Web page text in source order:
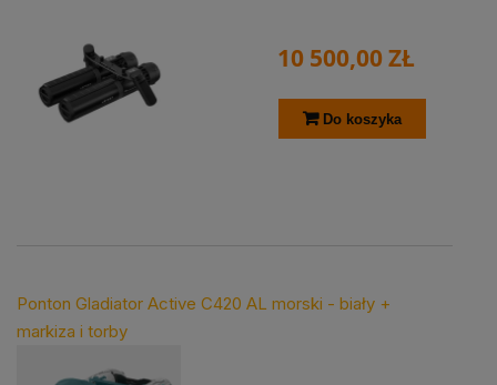
10 500,00 ZŁ
Do koszyka
Ponton Gladiator Active C420 AL morski - biały +
markiza i torby